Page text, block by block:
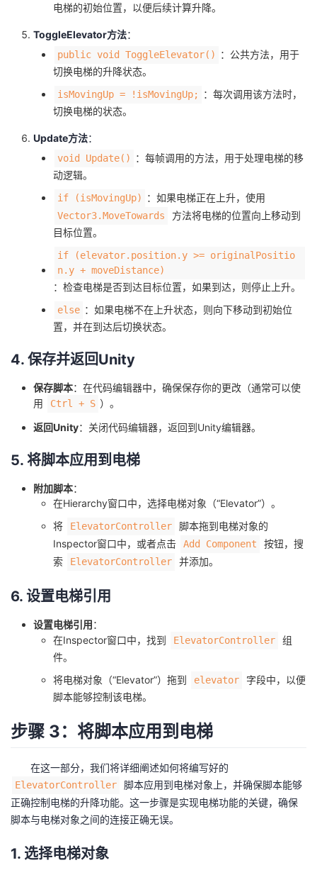
电梯的初始位置，以便后续计算升降。
ToggleElevator方法：
public void ToggleElevator()
：公共方法，用于
切换电梯的升降状态。
isMovingUp = !isMovingUp;
：每次调用该方法时，
切换电梯的状态。
Update方法：
void Update()
：每帧调用的方法，用于处理电梯的移
动逻辑。
if (isMovingUp) ：如果电梯正在上升，使用
Vector3.MoveTowards
方法将电梯的位置向上移动到
目标位置。
if (elevator.position.y >= originalPositio
n.y + moveDistance)
：检查电梯是否到达目标位置，如果到达，则停止上升。
else ：如果电梯不在上升状态，则向下移动到初始位
置，并在到达后切换状态。
4. 保存并返回Unity
保存脚本：在代码编辑器中，确保保存你的更改（通常可以使
用
Ctrl + S ）。
返回Unity：关闭代码编辑器，返回到Unity编辑器。
5. 将脚本应用到电梯
附加脚本：
在Hierarchy窗口中，选择电梯对象（“Elevator”）。
将
ElevatorController
脚本拖到电梯对象的
Inspector窗口中，或者点击
Add Component
按钮，搜
索
ElevatorController 并添加。
6. 设置电梯引用
设置电梯引用：
在Inspector窗口中，找到
ElevatorController
组
件。
将电梯对象（“Elevator”）拖到
elevator
字段中，以便
脚本能够控制该电梯。
步骤 3：将脚本应用到电梯
在这一部分，我们将详细阐述如何将编写好的
ElevatorController
脚本应用到电梯对象上，并确保脚本能够
正确控制电梯的升降功能。这一步骤是实现电梯功能的关键，确保
脚本与电梯对象之间的连接正确无误。
1. 选择电梯对象